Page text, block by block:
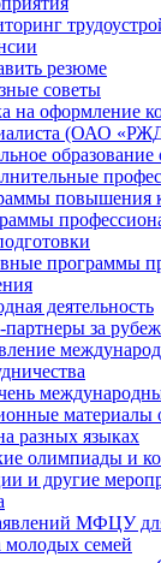
резюме
советы
на оформление
(ОАО
повышения
программы
деятельность
за
материалы
разных языках
олимпиады и
и другие
МФЦУ
семей